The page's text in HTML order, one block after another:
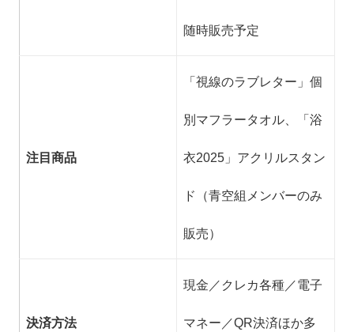
随時販売予定
注目商品
「視線のラブレター」個
別マフラータオル、「浴
衣2025」アクリルスタン
ド（青空組メンバーのみ
販売）
決済方法
現金／クレカ各種／電子
マネー／QR決済ほか多